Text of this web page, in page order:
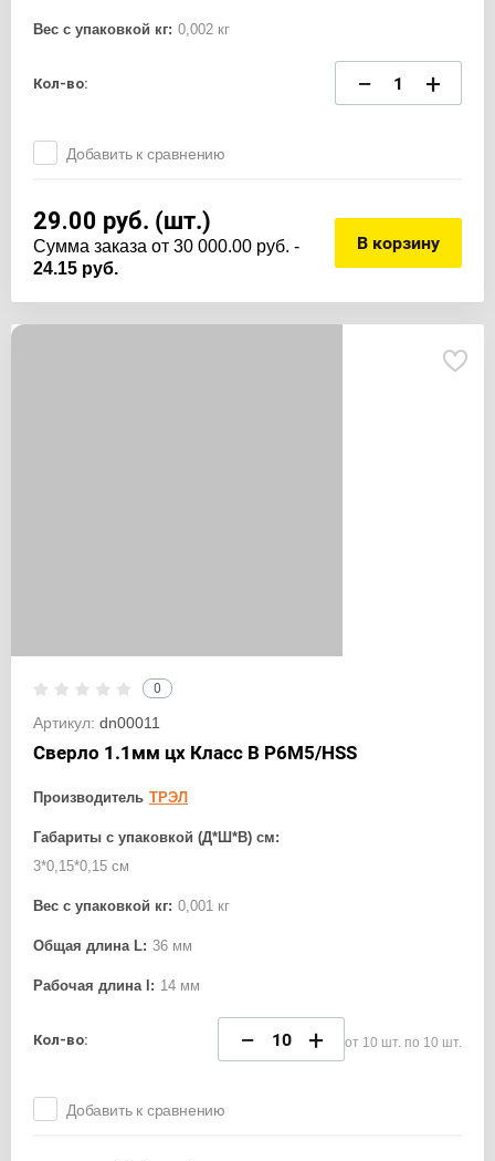
Вес с упаковкой кг: 0,002 кг
Кол-во: − +
Добавить к сравнению
29.00 руб. (шт.)
Cумма заказа от 30 000.00 руб. -
24.15 руб.
В корзину
0
Артикул: dn00011
Сверло 1.1мм цх Класс В Р6М5/HSS
Производитель ТРЭЛ
Габариты с упаковкой (Д*Ш*В) см:
3*0,15*0,15 см
Вес с упаковкой кг: 0,001 кг
Общая длина L: 36 мм
Рабочая длина l: 14 мм
Кол-во: − + от 10 шт. по 10 шт.
Добавить к сравнению